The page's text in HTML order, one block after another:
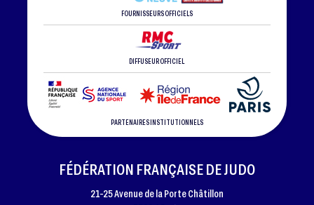
FOURNISSEURS OFFICIELS
DIFFUSEUR OFFICIEL
PARTENAIRES INSTITUTIONNELS
FÉDÉRATION FRANÇAISE DE JUDO
21-25 Avenue de la Porte Châtillon